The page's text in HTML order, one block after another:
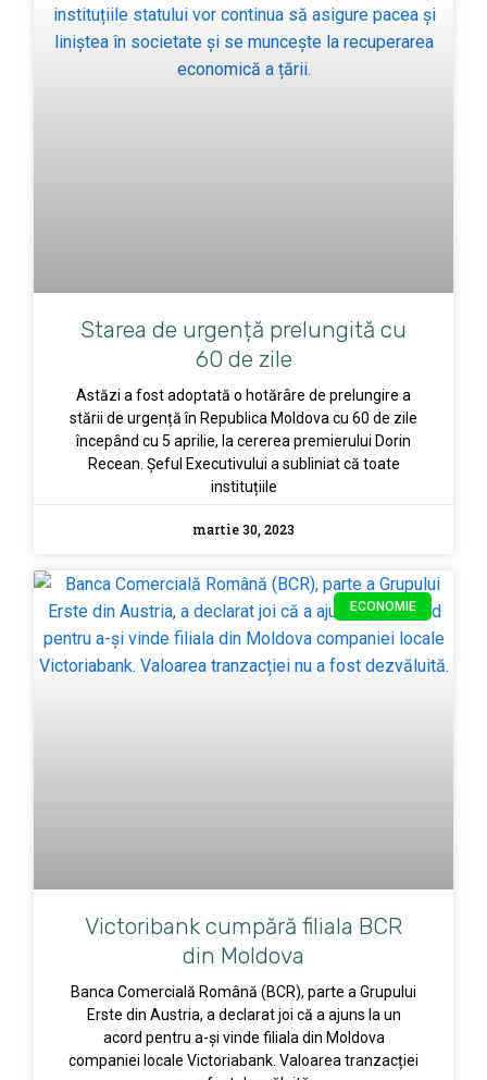
Starea de urgență prelungită cu
60 de zile
Astăzi a fost adoptată o hotărâre de prelungire a
stării de urgență în Republica Moldova cu 60 de zile
începând cu 5 aprilie, la cererea premierului Dorin
Recean. Șeful Executivului a subliniat că toate
instituțiile
martie 30, 2023
ECONOMIE
Victoribank cumpără filiala BCR
din Moldova
Banca Comercială Română (BCR), parte a Grupului
Erste din Austria, a declarat joi că a ajuns la un
acord pentru a-și vinde filiala din Moldova
companiei locale Victoriabank. Valoarea tranzacției